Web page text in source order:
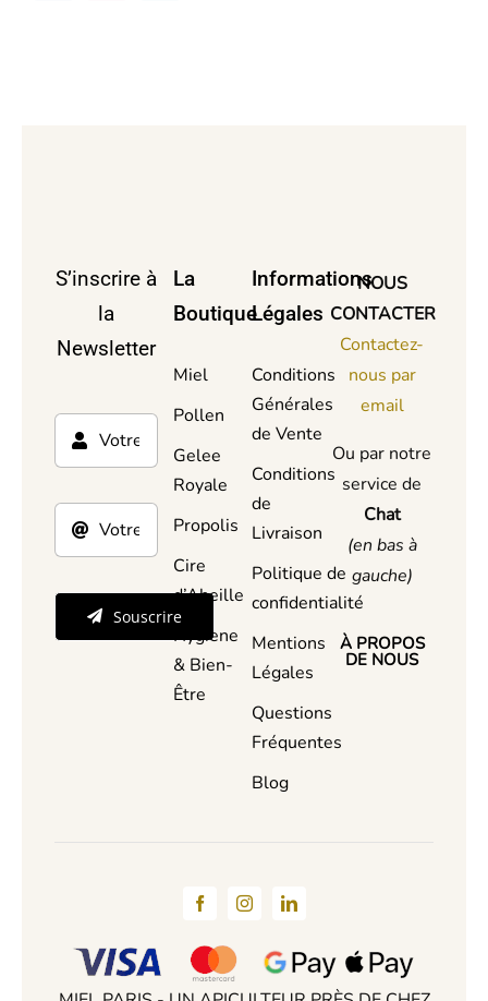
S’inscrire à
la
Newsletter
Souscrire
La
Boutique
Miel
Pollen
Gelee
Royale
Propolis
Cire
d’Abeille
Hygiene
& Bien-
Être
Informations
Légales
Conditions
Générales
de Vente
Conditions
de
Livraison
Politique de
confidentialité
Mentions
Légales
Questions
Fréquentes
Blog
NOUS
CONTACTER
Contactez-
nous par
email
Ou par notre
service de
Chat
(en bas à
gauche)
À PROPOS
DE NOUS